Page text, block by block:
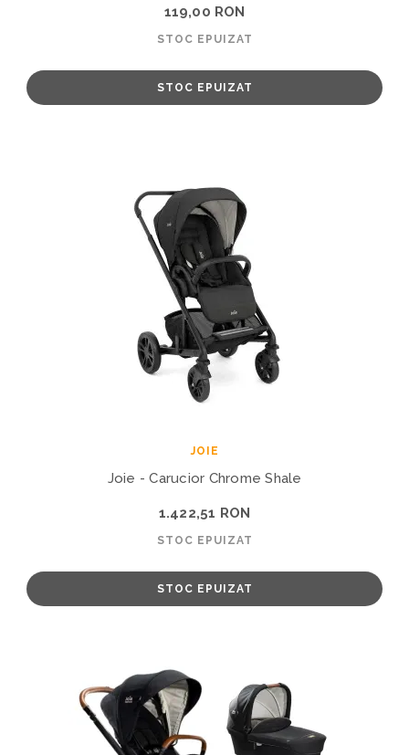
119,00 RON
STOC EPUIZAT
STOC EPUIZAT
JOIE
Joie - Carucior Chrome Shale
1.422,51 RON
STOC EPUIZAT
STOC EPUIZAT